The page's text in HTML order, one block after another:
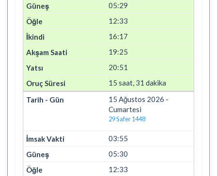
05:29
12:33
16:17
19:25
20:51
15 saat, 31 dakika
15 Ağustos 2026 -
Cumartesi
29 Safer 1448
03:55
05:30
12:33